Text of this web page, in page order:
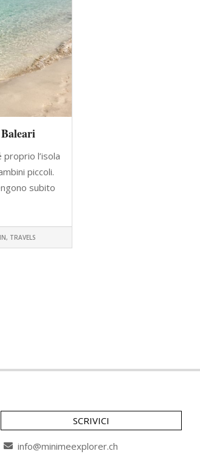
l’isola
piccoli.
subito
, TRAVELS
SCRIVICI
info@minimeexplorer.ch